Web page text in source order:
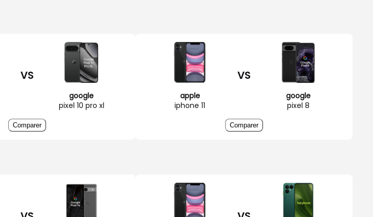
VS
google
pixel 10 pro xl
Comparer
apple
iphone 11
VS
google
pixel 8
Comparer